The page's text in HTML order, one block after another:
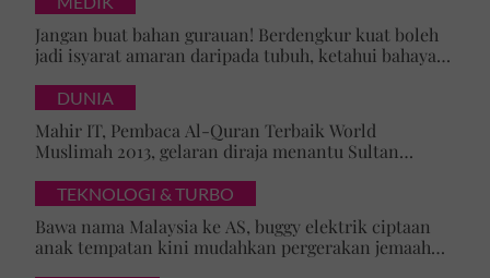
Jangan buat bahan gurauan! Berdengkur kuat boleh
jadi isyarat amaran daripada tubuh, ketahui bahaya
DUNIA
Mahir IT, Pembaca Al-Quran Terbaik World
Muslimah 2013, gelaran diraja menantu Sultan
merta
TEKNOLOGI & TURBO
Bawa nama Malaysia ke AS, buggy elektrik ciptaan
anak tempatan kini mudahkan pergerakan jemaah